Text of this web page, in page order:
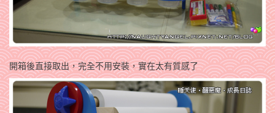
開箱後直接取出，完全不用安裝，實在太有質感了